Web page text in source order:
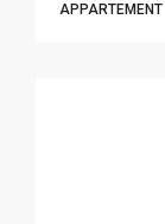
APPARTEMENT